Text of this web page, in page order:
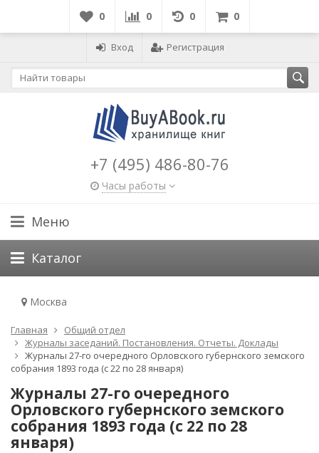
0 0 0 0
Вход Регистрация
+7 (495) 486-80-76
Часы работы
Меню
Каталог
Москва
Главная
Общий отдел
Журналы заседаний. Постановления. Отчеты. Доклады
Журналы 27-го очередного Орловского губернского земского
собрания 1893 года (с 22 по 28 января)
Журналы 27-го очередного
Орловского губернского земского
собрания 1893 года (с 22 по 28
января)